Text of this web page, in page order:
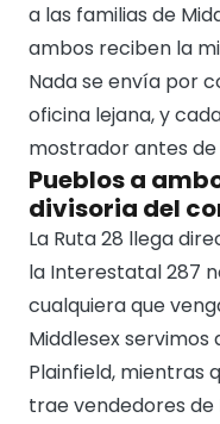
a las familias de
ambos reciben la
Nada se envía por
oficina lejana, y
mostrador antes de
Pueblos a
divisoria del
La Ruta 28 llega
la Interestatal 287
cualquiera que
Middlesex servimos
Plainfield, mientras
trae vendedores de